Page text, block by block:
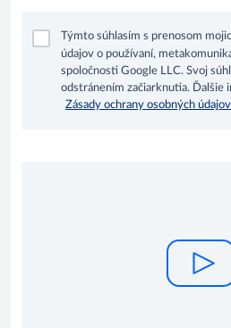
Týmto súhlasím s prenosom
údajov o používaní,
spoločnosti Google LLC. Svoj
odstránením začiarknutia. Ďalšie
Zásady ochrany osobných